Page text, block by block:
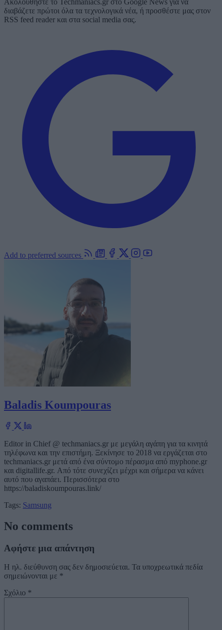
διαβάζετε πρώτοι όλα τα τεχνολογικά νέα, ή προσθέστε μας στον
RSS feed reader και στα social media σας.
Add to preferred sources
Baladis Koumpouras
Editor in Chief @ techmaniacs.gr με μεγάλη αγάπη για τα κινητά
τηλέφωνα και την επιστήμη. Ξεκίνησε το 2018 να εργάζεται στο
techmaniacs.gr μετά από ένα σύντομο πέρασμα από myphone.gr
και digitallife.gr. Από τότε συνεχίζει μέχρι και σήμερα να κάνει
αυτό που αγαπάει. Περισσότερα στο
https://baladiskoumpouras.link/
Tags: Samsung
No comments
Αφήστε μια απάντηση
Η ηλ. διεύθυνση σας δεν δημοσιεύεται. Τα υποχρεωτικά πεδία
σημειώνονται με *
Σχόλιο *